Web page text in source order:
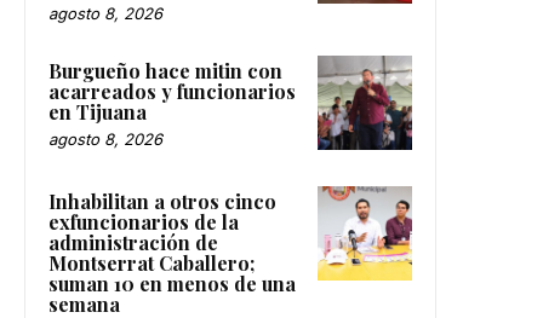
agosto 8, 2026
Burgueño hace mitin con
acarreados y funcionarios
en Tijuana
agosto 8, 2026
Inhabilitan a otros cinco
exfuncionarios de la
administración de
Montserrat Caballero;
suman 10 en menos de una
semana